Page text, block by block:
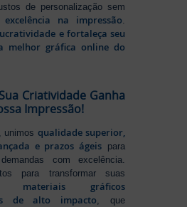
de personalização sem
excelência na impressão
e fortaleça seu
melhor gráfica online do
Criatividade Ganha
Impressão!
, unimos qualidade superior,
e prazos ágeispara
com excelência.
para transformar suas
materiais gráficos
de alto impacto , que